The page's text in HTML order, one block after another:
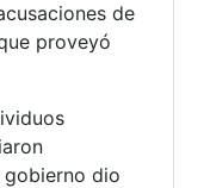
de
proveyó
dio